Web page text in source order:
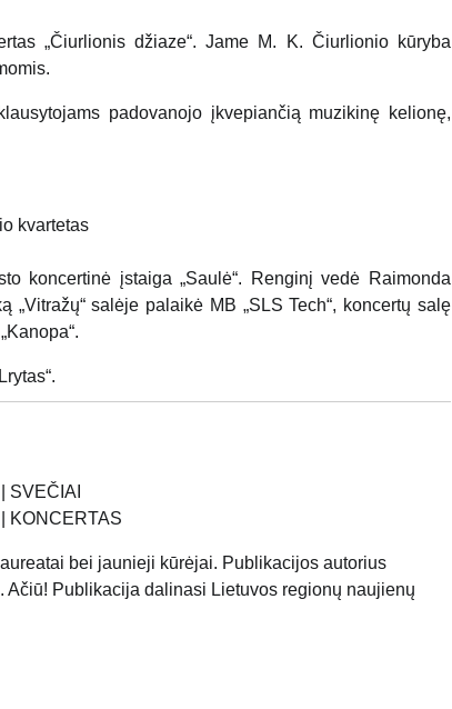
„Čiurlionis džiaze“. Jame M. K. Čiurlionio kūryba
padovanojo įkvepiančią muzikinę kelionę,
kvartetas
koncertinė įstaiga „Saulė“. Renginį vedė Raimonda
salėje palaikė MB „SLS Tech“, koncertų salę
SVEČIAI
KONCERTAS
bei jaunieji kūrėjai. Publikacijos autorius
Ačiū! Publikacija dalinasi Lietuvos regionų naujienų